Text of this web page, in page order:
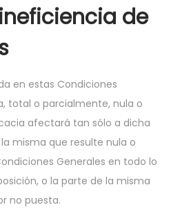
de
en estas Condiciones
total o parcialmente, nula o
afectará tan sólo a dicha
misma que resulte nula o
Generales en todo lo
o la parte de la misma
no puesta.